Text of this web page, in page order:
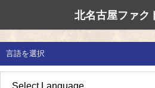
北名古屋ファク
言語を選択
地域みがき
オススメの場所
イベント・活動紹介